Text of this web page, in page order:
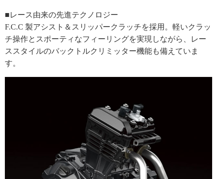
■レース由来の先進テクノロジー
F.C.C 製アシスト＆スリッパークラッチを採用。軽いクラッ
チ操作とスポーティなフィーリングを実現しながら、レー
ススタイルのバックトルクリミッター機能も備えていま
す。